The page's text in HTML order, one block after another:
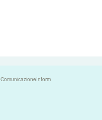
ComunicazioneInform